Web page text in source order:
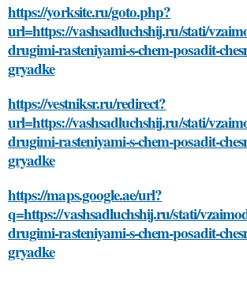
https://yorksite.ru/goto.php?
url=https://vashsadluchshij.ru/stati/
drugimi-rasteniyami-s-chem-posadit-
gryadke
https://vestniksr.ru/redirect?
url=https://vashsadluchshij.ru/stati/
drugimi-rasteniyami-s-chem-posadit-
gryadke
https://maps.google.ae/url?
q=https://vashsadluchshij.ru/stati/
drugimi-rasteniyami-s-chem-posadit-
gryadke